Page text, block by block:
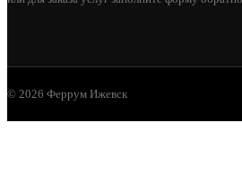
ДРОВНИЦА ВЕЗУВИЙ
© 2026 Феррум Ижевск